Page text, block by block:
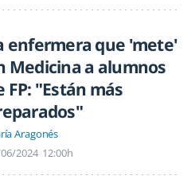
enfermera que 'mete'
Medicina a alumnos
FP: "Están más
Aragonés
2024 12:00h